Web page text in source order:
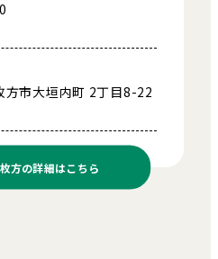
市大垣内町 2丁目8-22
方の詳細はこちら